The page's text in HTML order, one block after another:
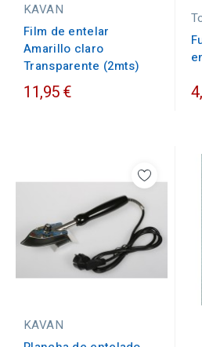
KAVAN
Film de entelar
Amarillo claro
Transparente (2mts)
11,95 €
KAVAN